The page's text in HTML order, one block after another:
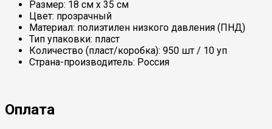
Размер: 18 см х 35 см
Цвет: прозрачный
Материал: полиэтилен низкого давления (ПНД)
Тип упаковки: пласт
Количество (пласт/коробка): 950 шт / 10 уп
Страна-производитель: Россия
Оплата